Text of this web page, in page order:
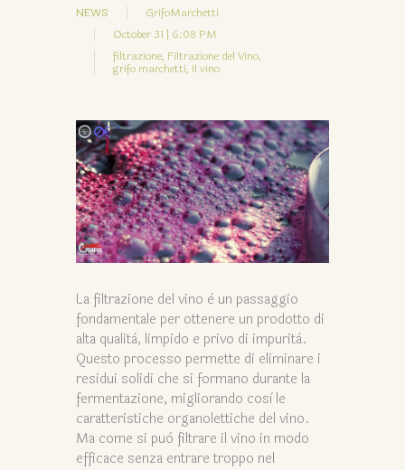
NEWS
GrifoMarchetti
October 31 | 6:08 PM
filtrazione, Filtrazione del Vino,
grifo marchetti, Il vino
La filtrazione del vino è un passaggio
fondamentale per ottenere un prodotto di
alta qualità, limpido e privo di impurità.
Questo processo permette di eliminare i
residui solidi che si formano durante la
fermentazione, migliorando così le
caratteristiche organolettiche del vino.
Ma come si può filtrare il vino in modo
efficace senza entrare troppo nel